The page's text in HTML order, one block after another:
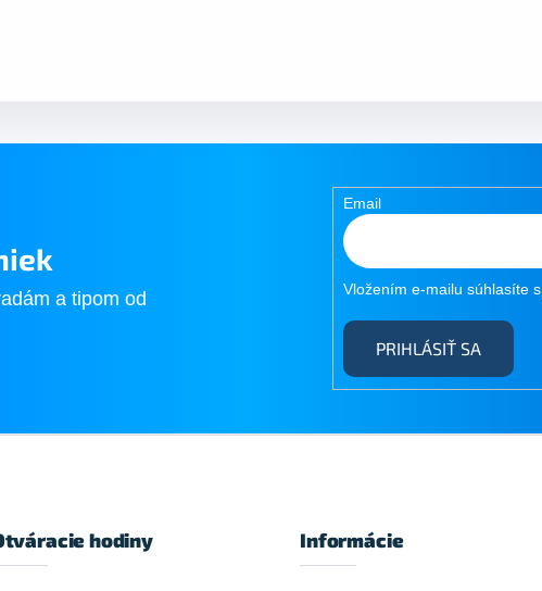
a tipom od
Email
Vložením e-mailu súhlasíte s
PRIHLÁSIŤ SA
hodiny Informácie